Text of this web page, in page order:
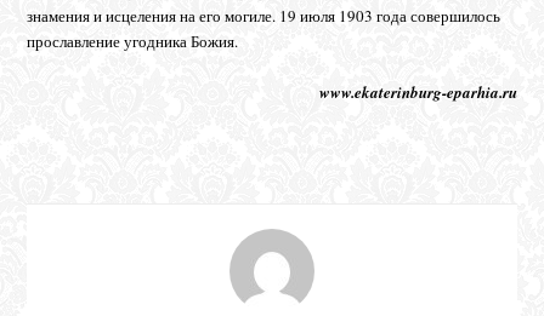
знамения и исцеления на его могиле. 19 июля 1903 года совершилось
прославление угодника Божия.
www.ekaterinburg-eparhia.ru